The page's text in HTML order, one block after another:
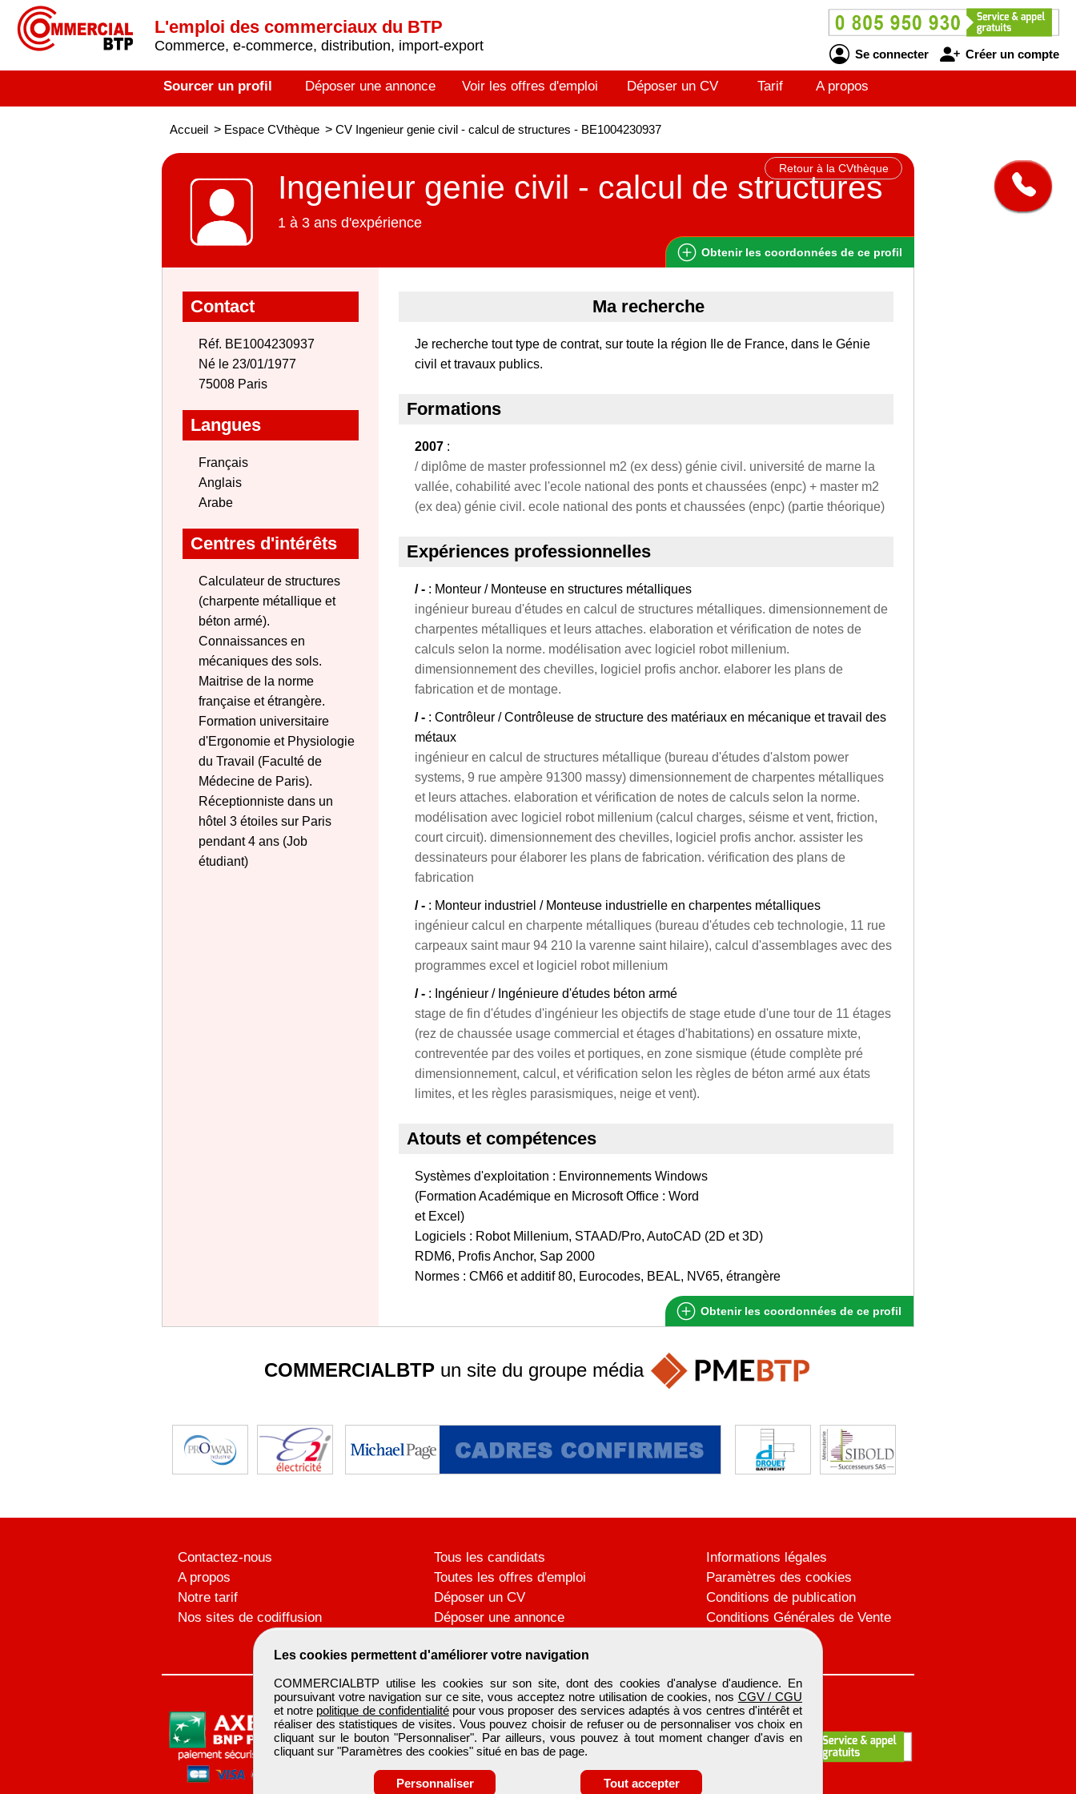
L'emploi des commerciaux du BTP
Commerce, e-commerce, distribution, import-export
Se connecter Créer un compte
Sourcer un profil Déposer une annonce Voir les offres d'emploi Déposer un CV Tarif A propos
Accueil > Espace CVthèque > CV Ingenieur genie civil - calcul de structures - BE1004230937
Retour à la CVthèque
Ingenieur genie civil - calcul de structures
1 à 3 ans d'expérience
Obtenir les coordonnées de ce profil
Contact
Réf. BE1004230937
Né le 23/01/1977
75008 Paris
Langues
Français
Anglais
Arabe
Centres d'intérêts
Calculateur de structures
(charpente métallique et
béton armé).
Connaissances en
mécaniques des sols.
Maitrise de la norme
française et étrangère.
Formation universitaire
d'Ergonomie et Physiologie
du Travail (Faculté de
Médecine de Paris).
Réceptionniste dans un
hôtel 3 étoiles sur Paris
pendant 4 ans (Job
étudiant)
Ma recherche
Je recherche tout type de contrat, sur toute la région Ile de France, dans le Génie
civil et travaux publics.
Formations
2007 :
/ diplôme de master professionnel m2 (ex dess) génie civil. université de marne la
vallée, cohabilité avec l'ecole national des ponts et chaussées (enpc) + master m2
(ex dea) génie civil. ecole national des ponts et chaussées (enpc) (partie théorique)
Expériences professionnelles
/ - : Monteur / Monteuse en structures métalliques
ingénieur bureau d'études en calcul de structures métalliques. dimensionnement de
charpentes métalliques et leurs attaches. elaboration et vérification de notes de
calculs selon la norme. modélisation avec logiciel robot millenium.
dimensionnement des chevilles, logiciel profis anchor. elaborer les plans de
fabrication et de montage.
/ - : Contrôleur / Contrôleuse de structure des matériaux en mécanique et travail des
métaux
ingénieur en calcul de structures métallique (bureau d'études d'alstom power
systems, 9 rue ampère 91300 massy) dimensionnement de charpentes métalliques
et leurs attaches. elaboration et vérification de notes de calculs selon la norme.
modélisation avec logiciel robot millenium (calcul charges, séisme et vent, friction,
court circuit). dimensionnement des chevilles, logiciel profis anchor. assister les
dessinateurs pour élaborer les plans de fabrication. vérification des plans de
fabrication
/ - : Monteur industriel / Monteuse industrielle en charpentes métalliques
ingénieur calcul en charpente métalliques (bureau d'études ceb technologie, 11 rue
carpeaux saint maur 94 210 la varenne saint hilaire), calcul d'assemblages avec des
programmes excel et logiciel robot millenium
/ - : Ingénieur / Ingénieure d'études béton armé
stage de fin d'études d'ingénieur les objectifs de stage etude d'une tour de 11 étages
(rez de chaussée usage commercial et étages d'habitations) en ossature mixte,
contreventée par des voiles et portiques, en zone sismique (étude complète pré
dimensionnement, calcul, et vérification selon les règles de béton armé aux états
limites, et les règles parasismiques, neige et vent).
Atouts et compétences
Systèmes d'exploitation : Environnements Windows
(Formation Académique en Microsoft Office : Word
et Excel)
Logiciels : Robot Millenium, STAAD/Pro, AutoCAD (2D et 3D)
RDM6, Profis Anchor, Sap 2000
Normes : CM66 et additif 80, Eurocodes, BEAL, NV65, étrangère
Obtenir les coordonnées de ce profil
Les cookies permettent d'améliorer votre navigation
COMMERCIALBTP utilise les cookies sur son site, dont des cookies d'analyse d'audience. En
poursuivant votre navigation sur ce site, vous acceptez notre utilisation de cookies, nos CGV / CGU
et notre politique de confidentialitépour vous proposer des services adaptés à vos centres d'intérêt et
réaliser des statistiques de visites. Vous pouvez choisir de refuser ou de personnaliser vos choix en
cliquant sur le bouton "Personnaliser". Par ailleurs, vous pouvez à tout moment changer d'avis en
cliquant sur "Paramètres des cookies" situé en bas de page.
Personnaliser Tout accepter
COMMERCIALBTP un site du groupe média
Contactez-nous
A propos
Notre tarif
Nos sites de codiffusion
Tous les candidats
Toutes les offres d'emploi
Déposer un CV
Déposer une annonce
Informations légales
Paramètres des cookies
Conditions de publication
Conditions Générales de Vente